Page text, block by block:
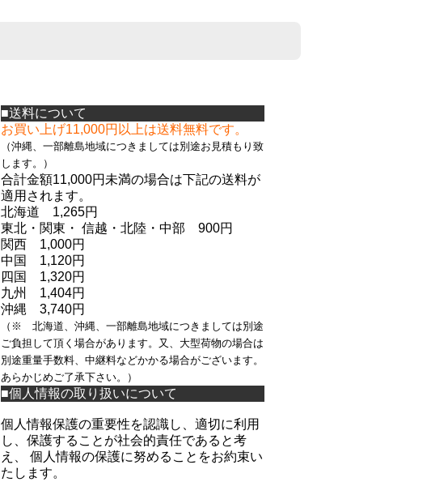
■送料について
お買い上げ11,000円以上は送料無料です。
（沖縄、一部離島地域につきましては別途お見積もり致
します。）
合計金額11,000円未満の場合は下記の送料が
適用されます。
北海道 1,265円
東北・関東・ 信越 ・北陸 ・中部 900円
関西 1,000円
中国 1,120円
四国 1,320円
九州 1,404円
沖縄 3,740円
（※ 北海道、沖縄、一部離島地域につきましては別途
ご負担して頂く場合があります。又、大型荷物の場合は
別途重量手数料、中継料などかかる場合がございます。
あらかじめご了承下さい。）
■個人情報の取り扱いについて
個人情報保護の重要性を認識し、適切に利用
し、保護することが社会的責任であると考
え、 個人情報の保護に努めることをお約束い
たします。